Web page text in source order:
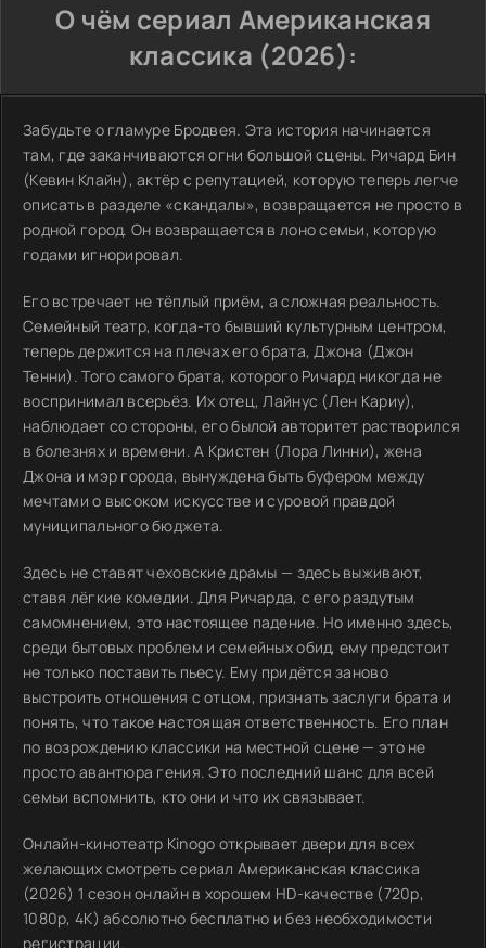
О чём сериал Американская
классика (2026):
Забудьте о гламуре Бродвея. Эта история начинается
там, где заканчиваются огни большой сцены. Ричард Бин
(Кевин Клайн), актёр с репутацией, которую теперь легче
описать в разделе «скандалы», возвращается не просто в
родной город. Он возвращается в лоно семьи, которую
годами игнорировал.
Его встречает не тёплый приём, а сложная реальность.
Семейный театр, когда-то бывший культурным центром,
теперь держится на плечах его брата, Джона (Джон
Тенни). Того самого брата, которого Ричард никогда не
воспринимал всерьёз. Их отец, Лайнус (Лен Кариу),
наблюдает со стороны, его былой авторитет растворился
в болезнях и времени. А Кристен (Лора Линни), жена
Джона и мэр города, вынуждена быть буфером между
мечтами о высоком искусстве и суровой правдой
муниципального бюджета.
Здесь не ставят чеховские драмы — здесь выживают,
ставя лёгкие комедии. Для Ричарда, с его раздутым
самомнением, это настоящее падение. Но именно здесь,
среди бытовых проблем и семейных обид, ему предстоит
не только поставить пьесу. Ему придётся заново
выстроить отношения с отцом, признать заслуги брата и
понять, что такое настоящая ответственность. Его план
по возрождению классики на местной сцене — это не
просто авантюра гения. Это последний шанс для всей
семьи вспомнить, кто они и что их связывает.
Онлайн-кинотеатр Kinogo открывает двери для всех
желающих смотреть сериал Американская классика
(2026) 1 сезон онлайн в хорошем HD-качестве (720p,
1080p, 4K) абсолютно бесплатно и без необходимости
регистрации.